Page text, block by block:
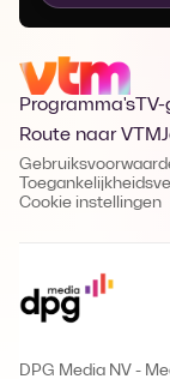
Programma's
Route naar VTM
Cookie instellingen
DPG Media NV -